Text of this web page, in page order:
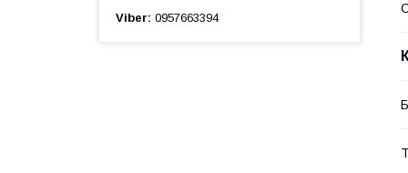
Viber 0957663394